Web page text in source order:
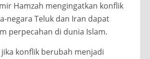
Hamzah mengingatkan konflik
negara Teluk dan Iran dapat
perpecahan di dunia Islam.
konflik berubah menjadi